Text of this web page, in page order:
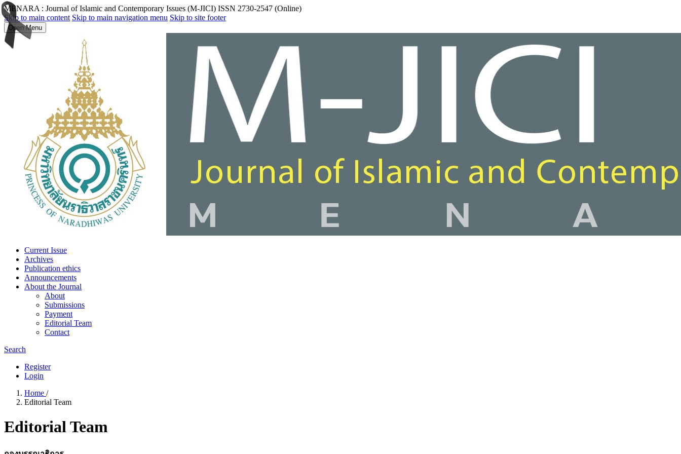
MENARA : Journal of Islamic and Contemporary Issues (M-JICI) ISSN 2730-2547 (Online)
Skip to main content Skip to main navigation menu Skip to site footer
Open Menu
Current Issue
Archives
Publication ethics
Announcements
About the Journal
About
Submissions
Payment
Editorial Team
Contact
Search
Register
Login
Home /
Editorial Team
Editorial Team